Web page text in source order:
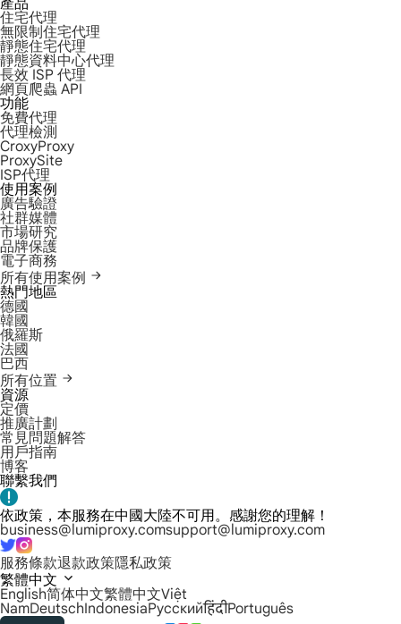
產品
住宅代理
無限制住宅代理
靜態住宅代理
靜態資料中心代理
長效 ISP 代理
網頁爬蟲 API
功能
免費代理
代理檢測
CroxyProxy
ProxySite
ISP代理
使用案例
廣告驗證
社群媒體
市場研究
品牌保護
電子商務
所有使用案例
熱門地區
德國
韓國
俄羅斯
法國
巴西
所有位置
資源
定價
推廣計劃
常見問題解答
用戶指南
博客
聯繫我們
依政策，本服務在中國大陸不可用。感謝您的理解！
business@lumiproxy.comsupport@lumiproxy.com
服務條款退款政策隱私政策
繁體中文
English简体中文繁體中文Việt
NamDeutschIndonesiaРусскийहिंदीPortuguês